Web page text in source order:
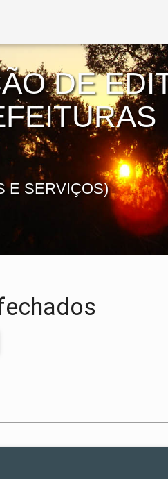
DE
E SERVIÇOS)